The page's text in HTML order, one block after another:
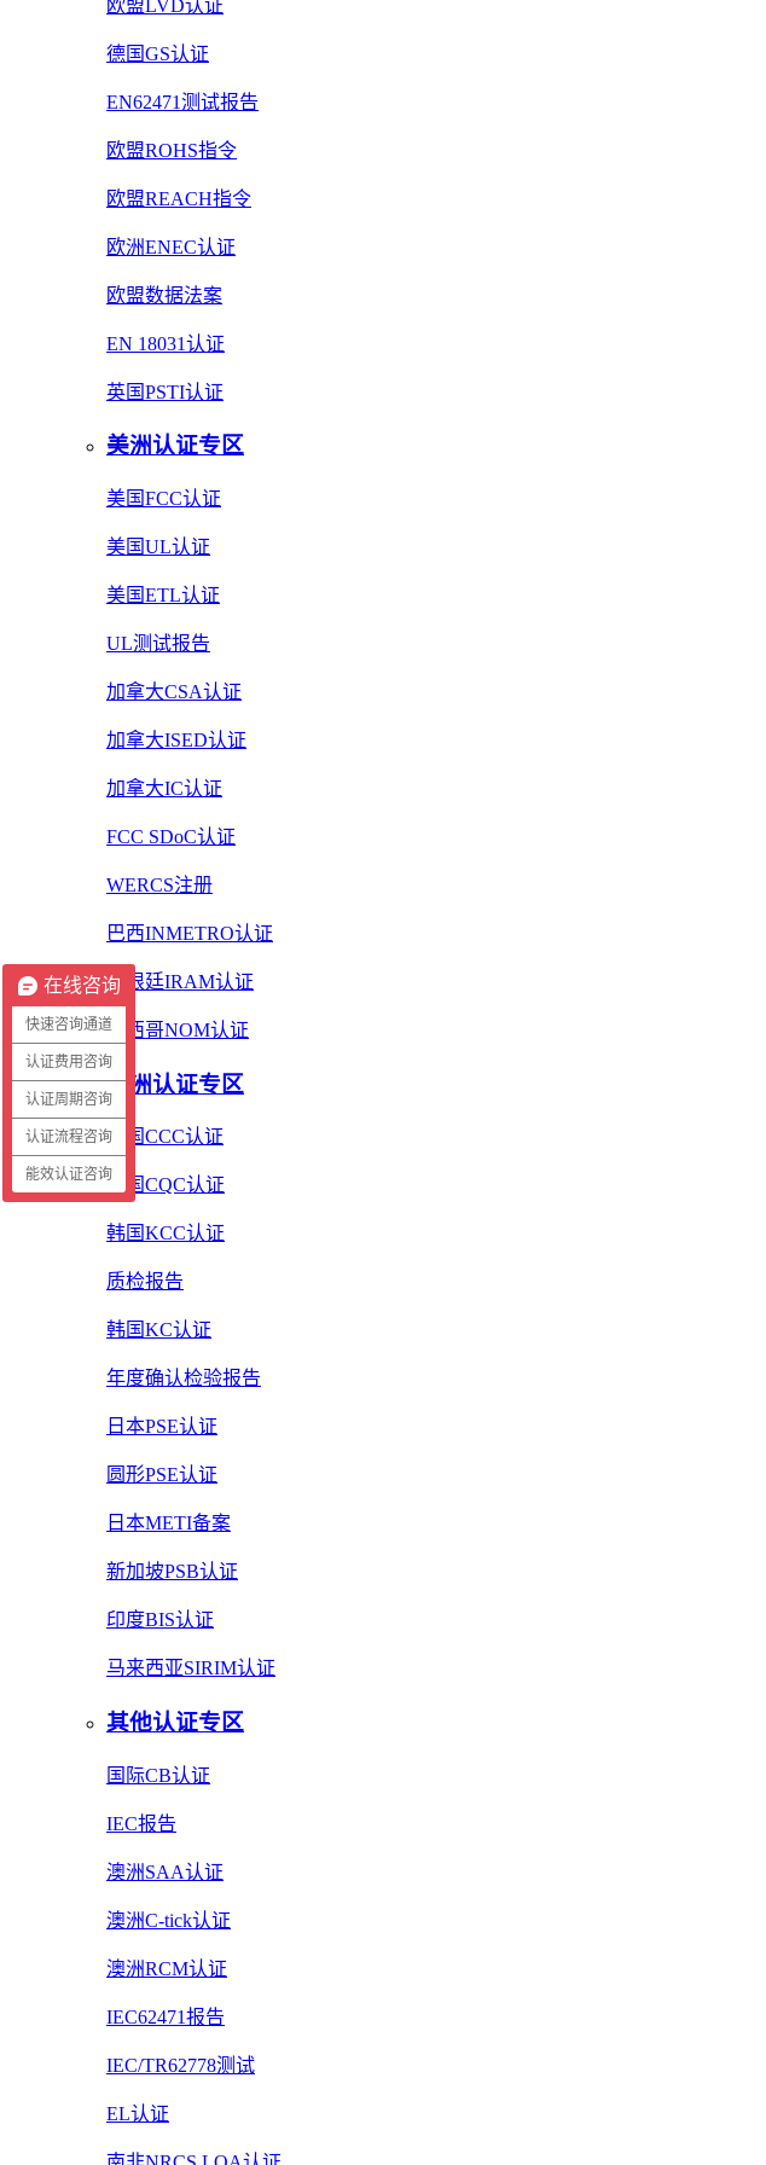
欧盟LVD认证
德国GS认证
EN62471测试报告
欧盟ROHS指令
欧盟REACH指令
欧洲ENEC认证
欧盟数据法案
EN 18031认证
英国PSTI认证
美洲认证专区
美国FCC认证
美国UL认证
美国ETL认证
UL测试报告
加拿大CSA认证
加拿大ISED认证
加拿大IC认证
FCC SDoC认证
WERCS注册
巴西INMETRO认证
阿根廷IRAM认证
墨西哥NOM认证
亚洲认证专区
中国CCC认证
中国CQC认证
韩国KCC认证
质检报告
韩国KC认证
年度确认检验报告
日本PSE认证
圆形PSE认证
日本METI备案
新加坡PSB认证
印度BIS认证
马来西亚SIRIM认证
其他认证专区
国际CB认证
IEC报告
澳洲SAA认证
澳洲C-tick认证
澳洲RCM认证
IEC62471报告
IEC/TR62778测试
EL认证
在线咨询
快速咨询通道
认证费用咨询
认证周期咨询
认证流程咨询
能效认证咨询